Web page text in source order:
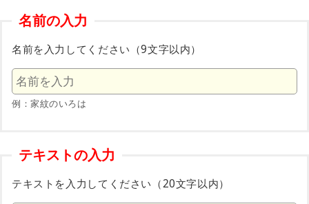
名前の入力
名前を入力してください（9文字以内）
例：家紋のいろは
テキストの入力
テキストを入力してください（20文字以内）